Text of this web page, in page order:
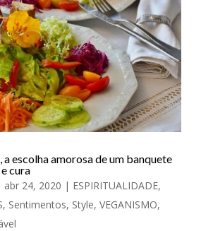
escolha amorosa de um banquete
cura
abr 24, 2020 | ESPIRITUALIDADE,
, Sentimentos, Style, VEGANISMO,